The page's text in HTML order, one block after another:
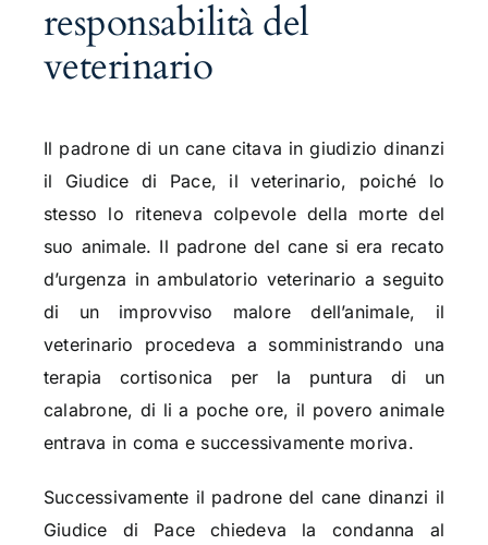
responsabilità del
veterinario
Il padrone di un cane citava in giudizio dinanzi
il Giudice di Pace, il veterinario, poiché lo
stesso lo riteneva colpevole della morte del
suo animale. Il padrone del cane si era recato
d’urgenza in ambulatorio veterinario a seguito
di un improvviso malore dell’animale, il
veterinario procedeva a somministrando una
terapia cortisonica per la puntura di un
calabrone, di li a poche ore, il povero animale
entrava in coma e successivamente moriva.
Successivamente il padrone del cane dinanzi il
Giudice di Pace chiedeva la condanna al